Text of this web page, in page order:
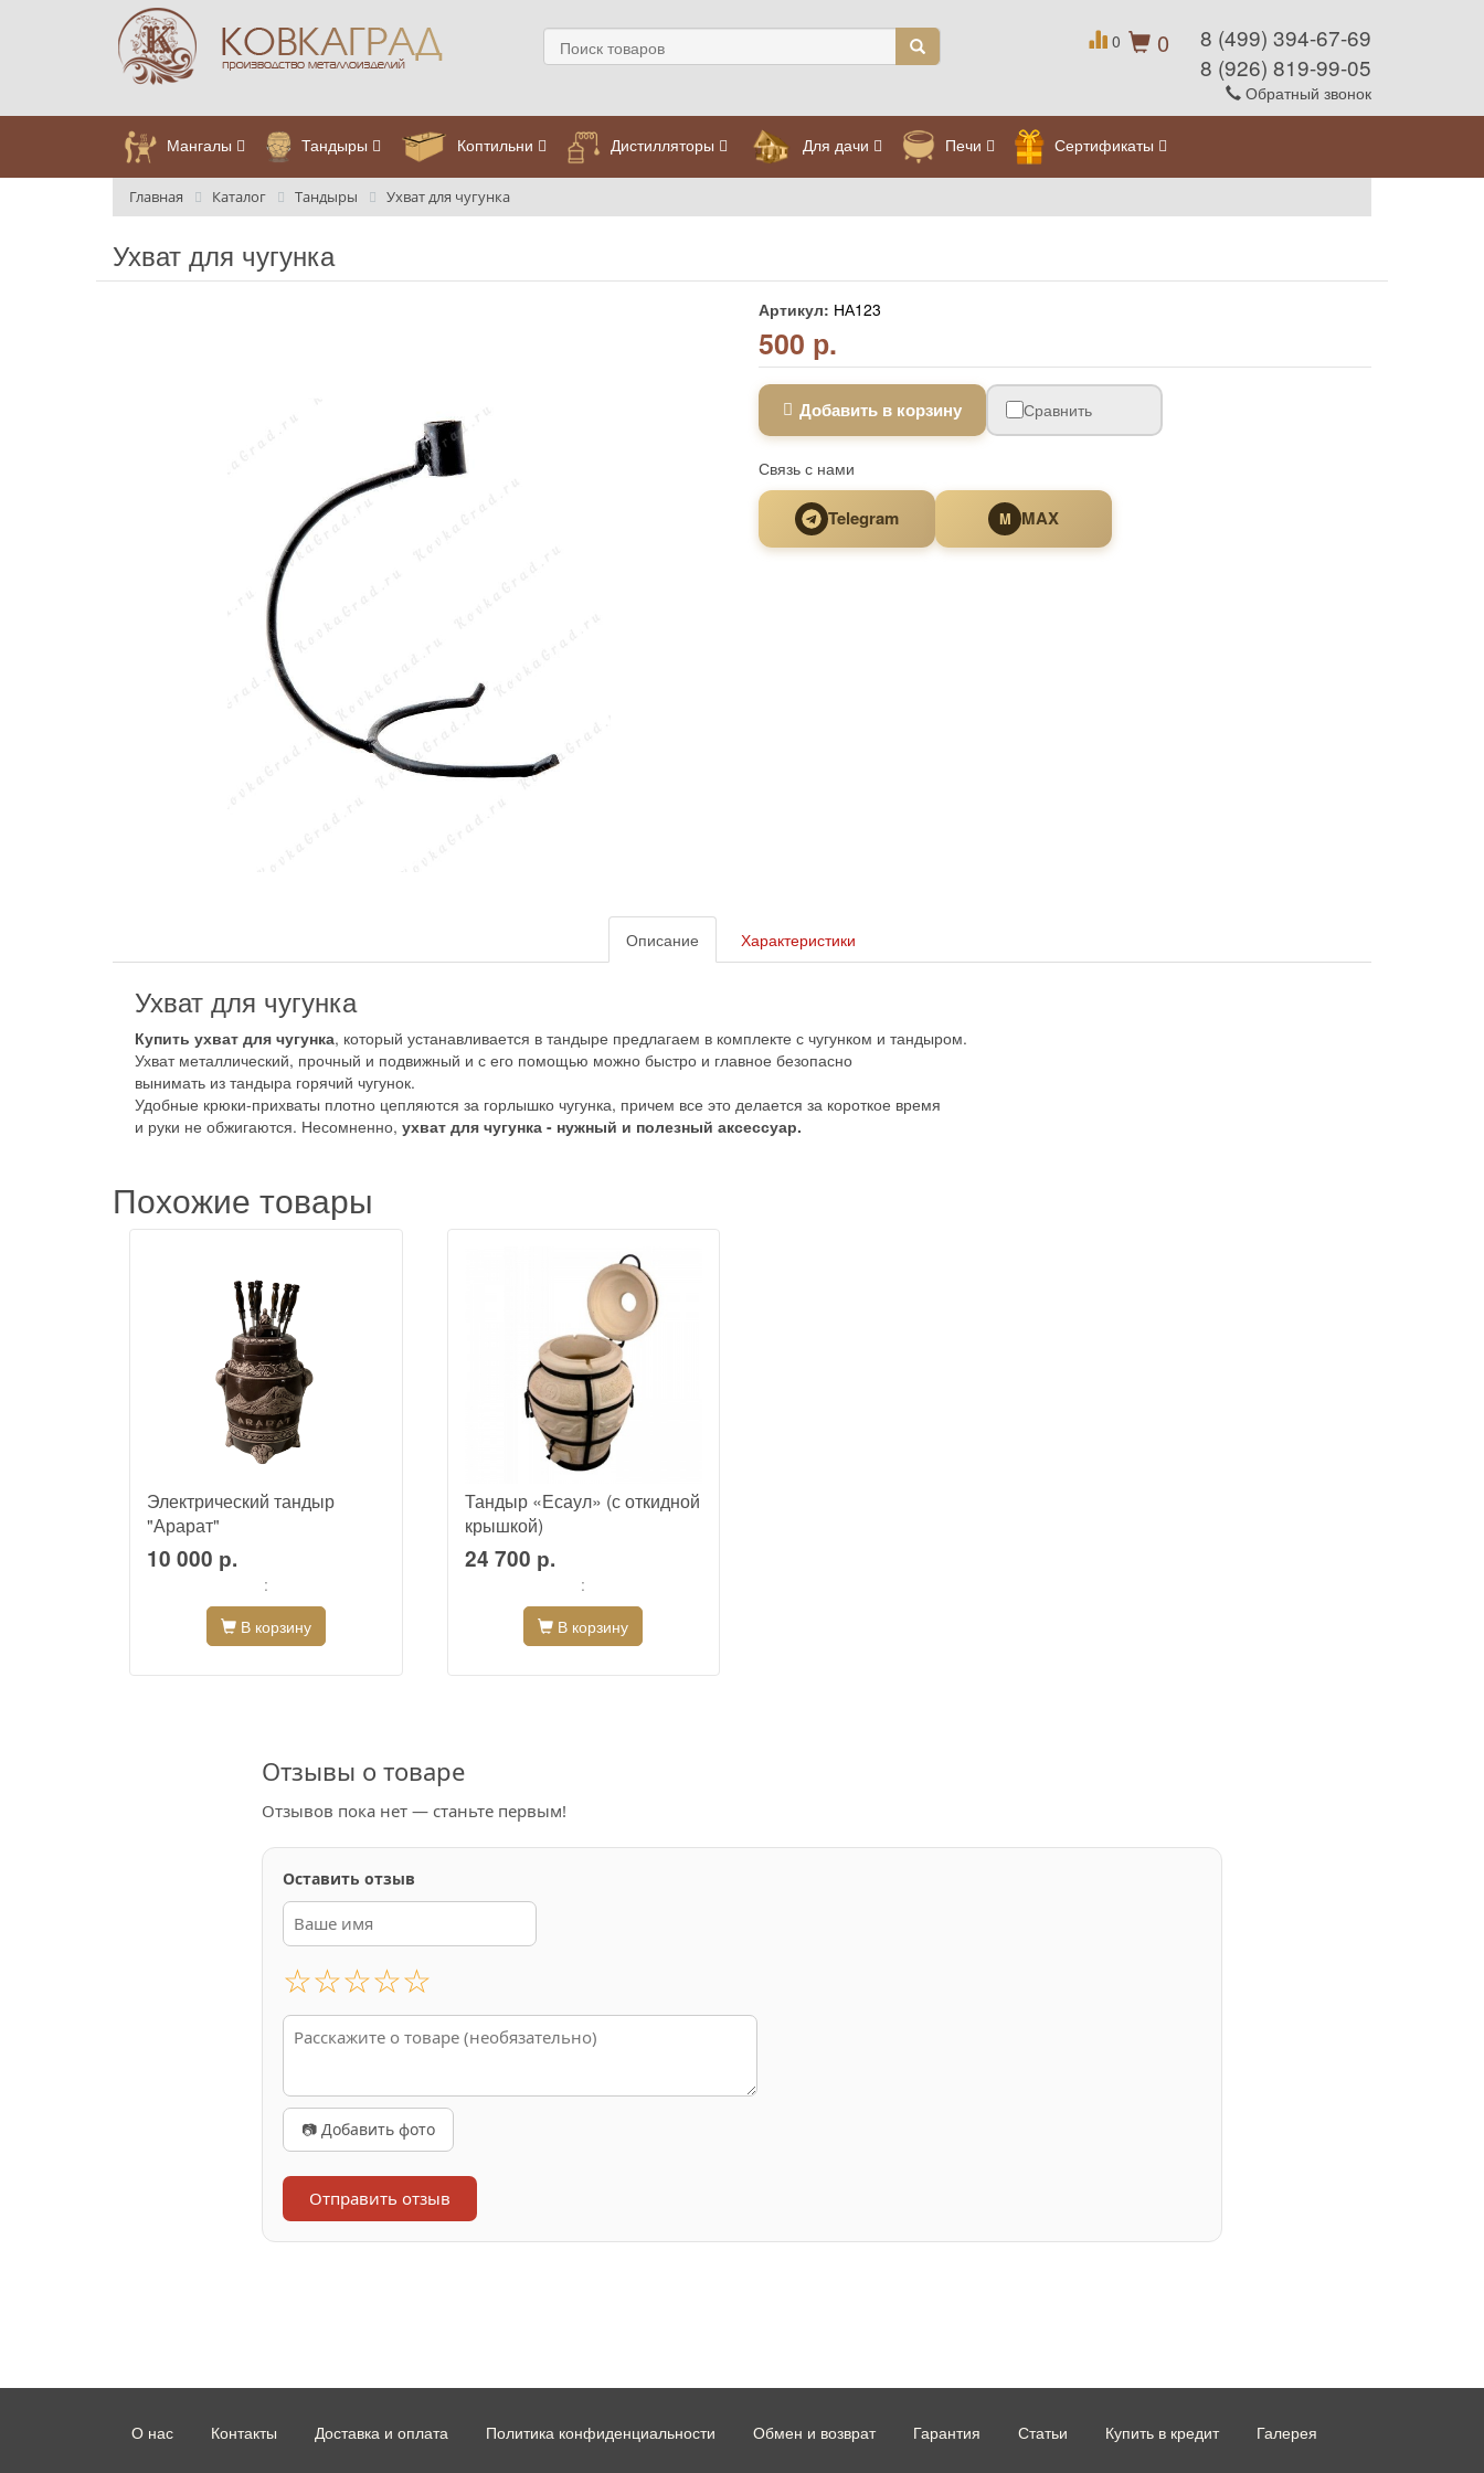
0
0
8 (499) 394-67-69
8 (926) 819-99-05
Обратный звонок
Мангалы Тандыры Коптильни Дистилляторы Для дачи Печи Сертификаты
Главная Каталог Тандыры Ухват для чугунка
Ухват для чугунка
Артикул: НА123
500 р.
Добавить в корзину Сравнить
Связь с нами
Telegram M MAX
Описание Характеристики
Ухват для чугунка
Купить ухват для чугунка, который устанавливается в тандыре предлагаем в комплекте с чугунком и тандыром.
Ухват металлический, прочный и подвижный и с его помощью можно быстро и главное безопасно
вынимать из тандыра горячий чугунок.
Удобные крюки-прихваты плотно цепляются за горлышко чугунка, причем все это делается за короткое время
и руки не обжигаются. Несомненно, ухват для чугунка - нужный и полезный аксессуар.
Похожие товары
Электрический тандыр
"Арарат"
10 000 р.
:
В корзину
Тандыр «Есаул» (с откидной
крышкой)
24 700 р.
:
В корзину
Отзывы о товаре
Отзывов пока нет — станьте первым!
Оставить отзыв
☆☆☆☆☆
📷 Добавить фото
Отправить отзыв
О нас Контакты Доставка и оплата Политика конфиденциальности Обмен и возврат Гарантия Статьи Купить в кредит Галерея